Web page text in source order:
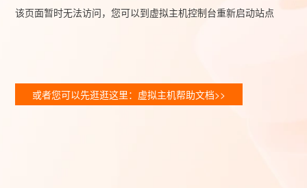
该页面暂时无法访问，您可以到虚拟主机控制台重新启动站点
或者您可以先逛逛这里：虚拟主机帮助文档>>